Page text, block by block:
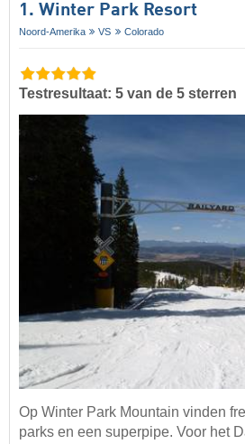
1. Winter Park Resort
Noord-Amerika VS Colorado
Testresultaat: 5 van de 5 sterren
Op Winter Park Mountain vinden
parks en een superpipe. Voor het